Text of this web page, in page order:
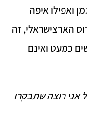
ואפילו איפה
הארצישראלי, זה
כמעט ואינם
אני רוצה שתבקרו